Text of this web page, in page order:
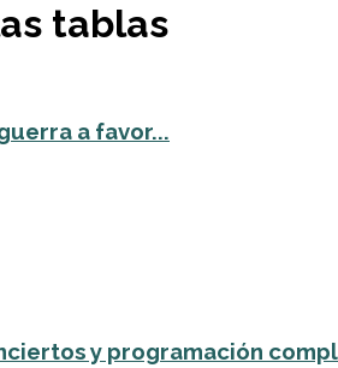
tablas
a favor...
y programación